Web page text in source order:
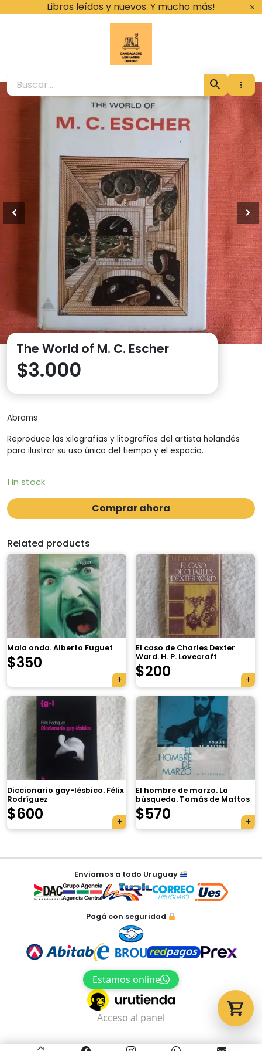
Libros leídos y nuevos. Y mucho más!
Cambalache
The World of M. C. Escher
$3.000
Abrams
Reproduce las xilografías y litografías del artista holandés
para ilustrar su uso único del tiempo y el espacio.
1 in stock
Comprar ahora
Related products
Mala onda. Alberto Fuguet
$350
El caso de Charles Dexter
Ward. H. P. Lovecraft
$200
Diccionario gay-lésbico. Félix
Rodríguez
$600
El hombre de marzo. La
búsqueda. Tomás de Mattos
$570
Navegación
entradas
Enviamos a todo Uruguay
Pagá con seguridad
Estamos online
Acceso al panel
×
Tu carrito está vacío.
automáticamente.